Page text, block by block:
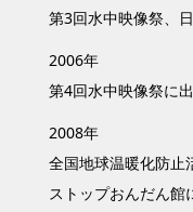
第3回水中映像祭、
2006年
第4回水中映像祭に出
2008年
全国地球温暖化防止
ストップおんだん館